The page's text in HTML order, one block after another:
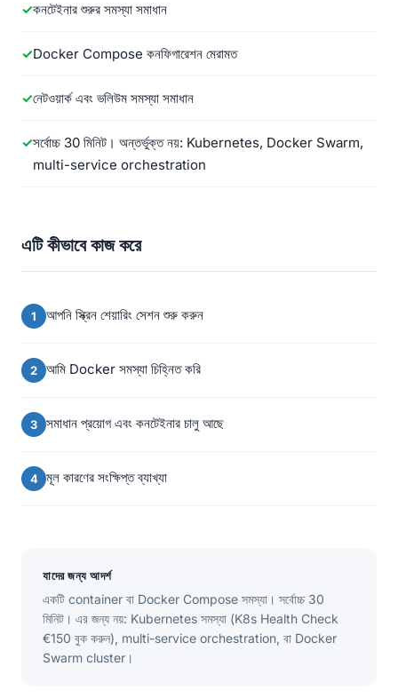
কনটেইনার শুরুর সমস্যা সমাধান
Docker Compose কনফিগারেশন মেরামত
নেটওয়ার্ক এবং ভলিউম সমস্যা সমাধান
সর্বোচ্চ 30 মিনিট। অন্তর্ভুক্ত নয়: Kubernetes, Docker Swarm,
multi-service orchestration
এটি কীভাবে কাজ করে
আপনি স্ক্রিন শেয়ারিং সেশন শুরু করুন
আমি Docker সমস্যা চিহ্নিত করি
সমাধান প্রয়োগ এবং কনটেইনার চালু আছে
মূল কারণের সংক্ষিপ্ত ব্যাখ্যা
যাদের জন্য আদর্শ
একটি container বা Docker Compose সমস্যা। সর্বোচ্চ 30
মিনিট। এর জন্য নয়: Kubernetes সমস্যা (K8s Health Check
€150 বুক করুন), multi-service orchestration, বা Docker
Swarm cluster।